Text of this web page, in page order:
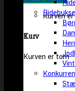
Kurven
Kurv
Kurven er tom